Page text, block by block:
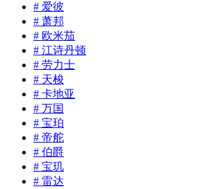
# 爱彼
# 萧邦
# 欧米茄
# 江诗丹顿
# 劳力士
# 天梭
# 卡地亚
# 万国
# 宝珀
# 帝舵
# 伯爵
# 宝玑
# 雷达